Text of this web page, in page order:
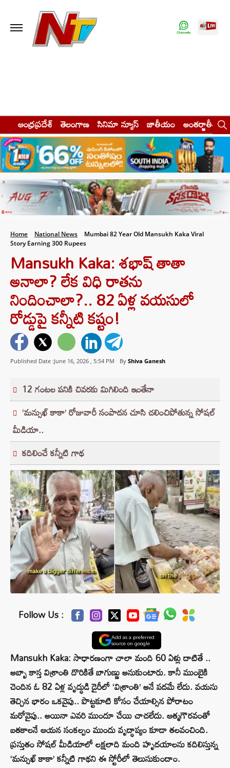
ఆంధ్రప్రదేశ్ తెలంగాణ సినిమా న్యూస్ జాతీయం అంతర్జాతీయం
Home National News
Mumbai 82 Year Old Mansukh Kaka Viral
Story Earning 300 Rupees
Mansukh Kaka: శభాష్ తాతా
అనాలా? లేక విధి రాతను
నిందించాలా?.. 82 ఏళ్ల వయసులో
రోడ్డుపై కన్నీటి కష్టం!
Published Date :June 16, 2026 , 5:54 PM By Shiva Ganesh
12 గంటల పనికి చివరకు మిగిలింది ఇంతేనా
‘మన్సుఖ్ కాకా’ రోజువారీ సంపాదన చూసి చలించిపోతున్న సోషల్
మీడియా..
కదిలించే కన్నీటి గాథ
Follow Us :
Add as a preferred
source on google
Mansukh Kaka: సాధారణంగా చాలా మంది 60 ఏళ్లు దాటితే ..
అబ్బా కాస్త విశ్రాంతి దొరికితే బాగుణ్ణు అనుకుంటారు. కానీ ముంబైకి
చెందిన ఓ 82 ఏళ్ల వృద్ధుడి డైరీలో ‘విశ్రాంతి’ అనే పదమే లేదు. వయసు
తెచ్చిన భారం ఒకవైపు.. పొట్టకూటి కోసం చేయాల్సిన పోరాటం
మరోవైపు.. అయినా ఎవరి ముందూ చేయి చాచలేదు. ఆత్మగౌరవంతో
బతకాలనే ఆయన సంకల్పం ముందు వృద్ధాప్యం కూడా తలవంచింది.
ప్రస్తుతం సోషల్ మీడియాలో లక్షలాది మంది హృదయాలను కదిలిస్తున్న
‘మన్సుఖ్ కాకా’ కన్నీటి గాథని ఈ స్టోరీలో తెలుసుకుందాం.